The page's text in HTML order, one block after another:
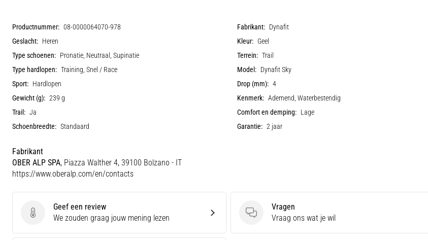
Productnummer: 08-0000064070-978 Fabrikant: Dynafit
Geslacht: Heren Kleur: Geel
Type schoenen: Pronatie, Neutraal, Supinatie Terrein: Trail
Type hardlopen: Training, Snel / Race Model: Dynafit Sky
Sport: Hardlopen Drop (mm): 4
Gewicht (g): 239 g Kenmerk: Ademend, Waterbestendig
Trail: Ja Comfort en demping: Lage
Schoenbreedte: Standaard Garantie: 2 jaar
Fabrikant
OBER ALP SPA, Piazza Walther 4, 39100 Bolzano - IT
https://www.oberalp.com/en/contacts
Geef een review
Geef een review
We zouden graag jouw mening lezen
Vragen
Vragen
Vraag ons wat je wil